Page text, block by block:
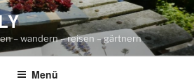
– wandern – reisen – gärtnern
Menü